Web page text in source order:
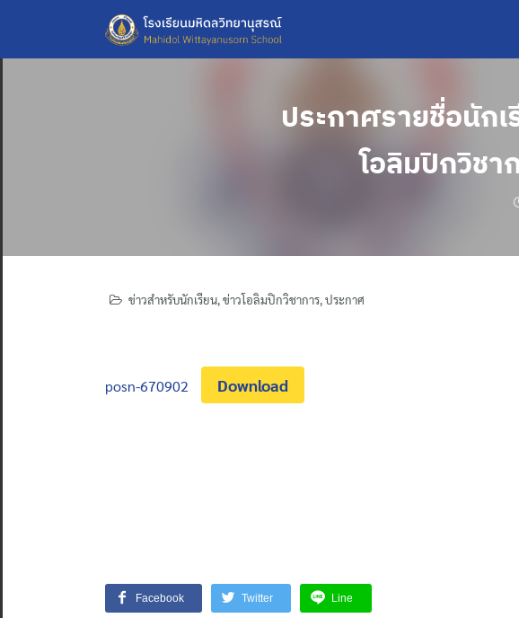
content
ประกาศรายชื่อนัก
โอลิมปิกวิชา
ข่าวสำหรับนักเรียน,ข่าวโอลิมปิกวิชาการ,ประกาศ
posn-670902 Download
Facebook Twitter Line